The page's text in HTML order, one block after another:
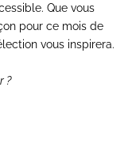
Que vous
pour ce mois de
vous inspirera.
?